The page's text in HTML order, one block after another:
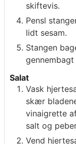
skiftevis.
Pensl
lidt sesam.
Stangen
Salat
Vask
skær
vinaigrette
salt og
Vend